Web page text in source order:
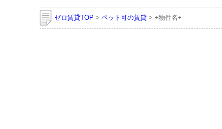
ゼロ賃貸TOP > ペット可の賃貸 > +物件名+